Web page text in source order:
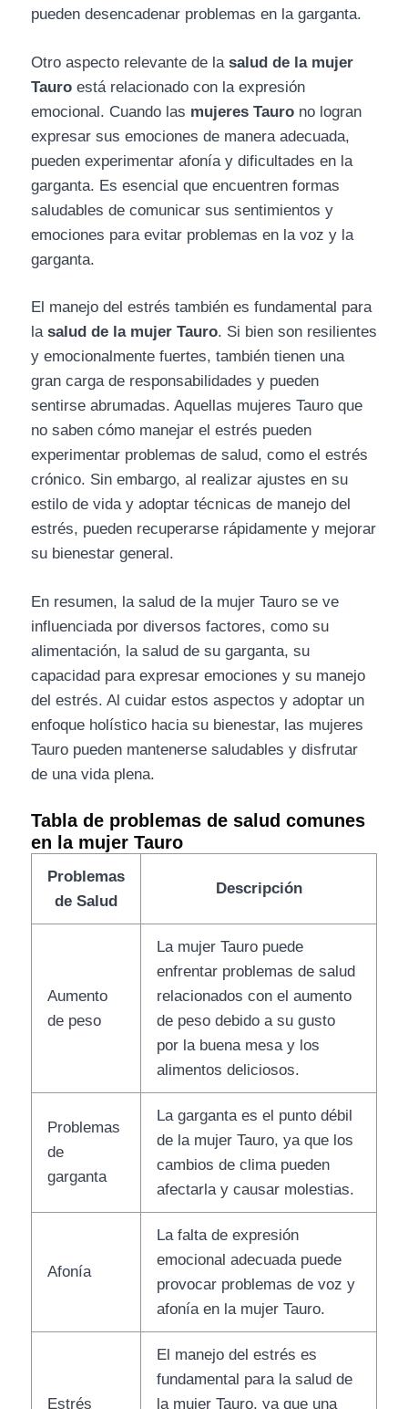
pueden desencadenar problemas en la garganta.
Otro aspecto relevante de la salud de la mujer
Tauro está relacionado con la expresión
emocional. Cuando las mujeres Tauro no logran
expresar sus emociones de manera adecuada,
pueden experimentar afonía y dificultades en la
garganta. Es esencial que encuentren formas
saludables de comunicar sus sentimientos y
emociones para evitar problemas en la voz y la
garganta.
El manejo del estrés también es fundamental para
la salud de la mujer Tauro. Si bien son resilientes
y emocionalmente fuertes, también tienen una
gran carga de responsabilidades y pueden
sentirse abrumadas. Aquellas mujeres Tauro que
no saben cómo manejar el estrés pueden
experimentar problemas de salud, como el estrés
crónico. Sin embargo, al realizar ajustes en su
estilo de vida y adoptar técnicas de manejo del
estrés, pueden recuperarse rápidamente y mejorar
su bienestar general.
En resumen, la salud de la mujer Tauro se ve
influenciada por diversos factores, como su
alimentación, la salud de su garganta, su
capacidad para expresar emociones y su manejo
del estrés. Al cuidar estos aspectos y adoptar un
enfoque holístico hacia su bienestar, las mujeres
Tauro pueden mantenerse saludables y disfrutar
de una vida plena.
Tabla de problemas de salud comunes
en la mujer Tauro
Problemas
de Salud
Descripción
Aumento
de peso
La mujer Tauro puede
enfrentar problemas de salud
relacionados con el aumento
de peso debido a su gusto
por la buena mesa y los
alimentos deliciosos.
Problemas
de
garganta
La garganta es el punto débil
de la mujer Tauro, ya que los
cambios de clima pueden
afectarla y causar molestias.
Afonía
La falta de expresión
emocional adecuada puede
provocar problemas de voz y
afonía en la mujer Tauro.
Estrés
El manejo del estrés es
fundamental para la salud de
la mujer Tauro, ya que una